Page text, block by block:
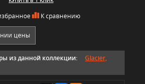
К сравнению
цены
из данной коллекции:
Glacier,